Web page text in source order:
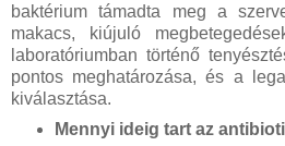
baktérium támadta meg a
makacs, kiújuló
laboratóriumban történő
pontos meghatározása, és a
kiválasztása.
Mennyi ideig tart az